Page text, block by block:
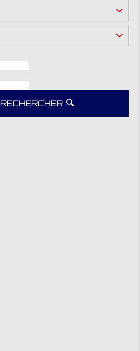
RECHERCHER